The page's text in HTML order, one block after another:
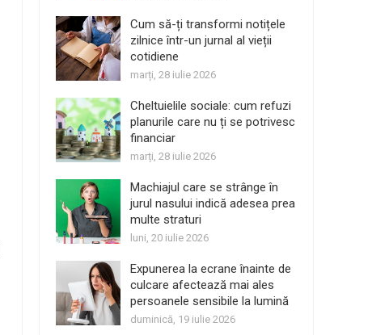
Cum să-ți transformi notițele
zilnice într-un jurnal al vieții
cotidiene
marți, 28 iulie 2026
Cheltuielile sociale: cum refuzi
planurile care nu ți se potrivesc
financiar
marți, 28 iulie 2026
Machiajul care se strânge în
jurul nasului indică adesea prea
multe straturi
luni, 20 iulie 2026
Expunerea la ecrane înainte de
culcare afectează mai ales
persoanele sensibile la lumină
duminică, 19 iulie 2026